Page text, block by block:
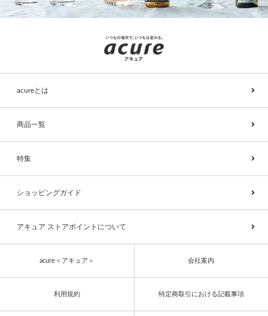
acureとは
商品一覧
特集
ショッピングガイド
アキュア ストアポイントについて
acure＜アキュア＞ 会社案内
利用規約 特定商取引における記載事項